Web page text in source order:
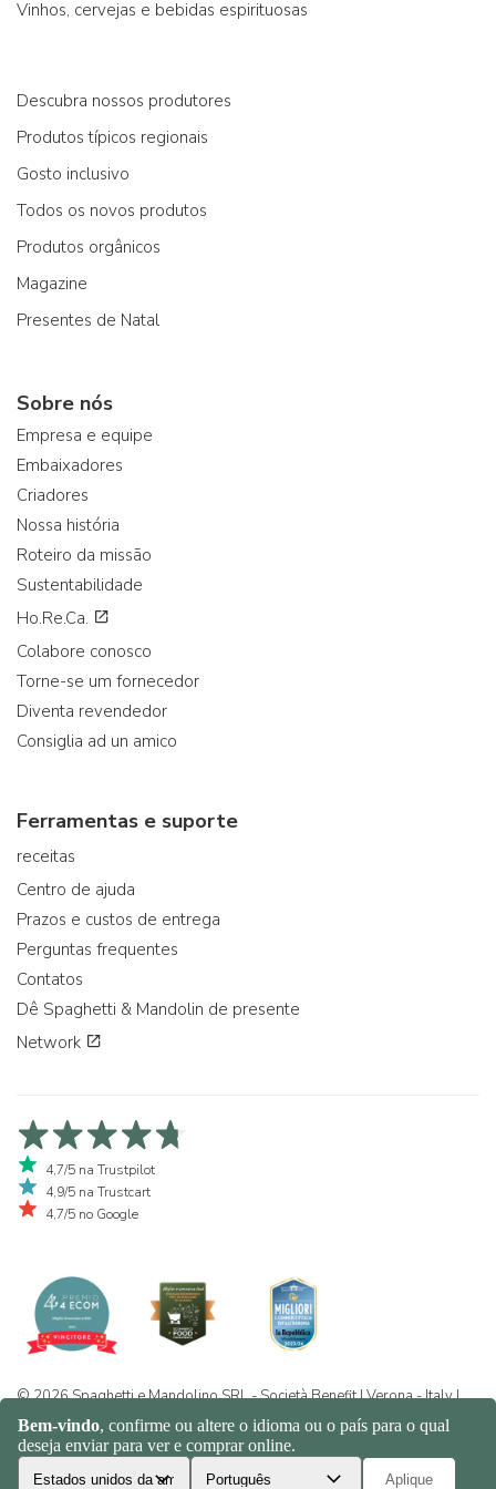
Vinhos, cervejas e bebidas espirituosas
Descubra nossos produtores
Produtos típicos regionais
Gosto inclusivo
Todos os novos produtos
Produtos orgânicos
Magazine
Presentes de Natal
Sobre nós
Empresa e equipe
Embaixadores
Criadores
Nossa história
Roteiro da missão
Sustentabilidade
Ho.Re.Ca.
Colabore conosco
Torne-se um fornecedor
Diventa revendedor
Consiglia ad un amico
Ferramentas e suporte
receitas
Centro de ajuda
Prazos e custos de entrega
Perguntas frequentes
Contatos
Dê Spaghetti & Mandolin de presente
Network
4,7/5 na Trustpilot
4,9/5 na Trustcart
4,7/5 no Google
© 2026 Spaghetti e Mandolino SRL - Società Benefit | Verona - Italy |
+39 351 865 9444 | P.I. IT04913730232 | Certificazione BIO: IT-BIO-
016.380-0110744.2026.001 | REA VR-455804 | Política de
privacidade e cookies|Sitemap